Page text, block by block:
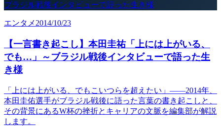
ブラジル戦後インタビューで語った生き様
エンタメ 2014/10/23
【一言書き起こし】本田圭祐「上には上がいる、
でも…」～ブラジル戦後インタビューで語った生
き様
「上には上がいる、でもこいつらを超えたい」——2014年、
本田圭佑選手がブラジル戦後に語った言葉の書き起こしと、
その背景にあるW杯の挫折とキャリアの文脈を編集部が解説
します。